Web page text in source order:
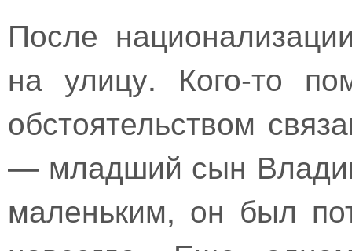
После
на улицу. Кого-то
обстоятельством
— младший сын
маленьким, он был